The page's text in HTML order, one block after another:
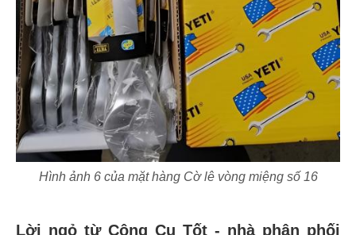
Hình ảnh 6 của mặt hàng Cờ lê vòng miệng số 16
Lời ngỏ từ Công Cụ Tốt - nhà phân phối